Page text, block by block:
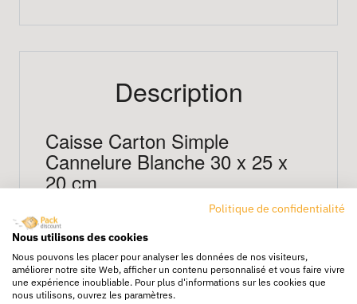
Description
Caisse Carton Simple
Cannelure Blanche 30 x 25 x
20 cm
Cette
combine volume et résistance pour
l’expédition de vêtements, textiles ou petits
jouets. Son coloris blanc valorise vos produits
Politique de confidentialité
Nous utilisons des cookies
Nous pouvons les placer pour analyser les données de nos visiteurs,
améliorer notre site Web, afficher un contenu personnalisé et vous faire vivre
une expérience inoubliable. Pour plus d'informations sur les cookies que
nous utilisons, ouvrez les paramètres.